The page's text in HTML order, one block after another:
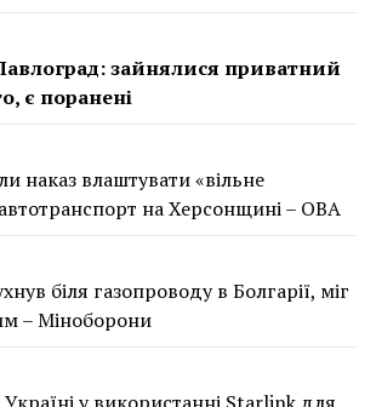
зайнялися приватний
є поранені
наказ влаштувати «вільне
на Херсонщині – ОВА
біля газопроводу в Болгарії, міг
– Міноборони
у використанні Starlink для